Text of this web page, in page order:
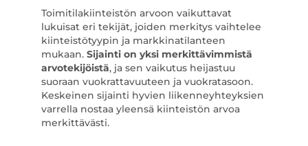
Toimitilakiinteistön arvoon vaikuttavat
lukuisat eri tekijät, joiden merkitys vaihtelee
kiinteistötyypin ja markkinatilanteen
mukaan. Sijainti on yksi merkittävimmistä
arvotekijöistä, ja sen vaikutus heijastuu
suoraan vuokrattavuuteen ja vuokratasoon.
Keskeinen sijainti hyvien liikenneyhteyksien
varrella nostaa yleensä kiinteistön arvoa
merkittävästi.